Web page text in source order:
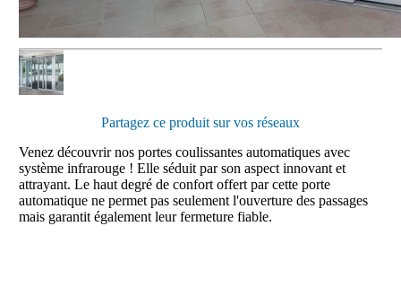
Partagez ce produit sur vos réseaux
Venez découvrir nos portes coulissantes automatiques avec
système infrarouge ! Elle séduit par son aspect innovant et
attrayant. Le haut degré de confort offert par cette porte
automatique ne permet pas seulement l'ouverture des passages
mais garantit également leur fermeture fiable.